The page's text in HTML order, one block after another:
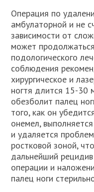
Операция по
амбулаторной и не
зависимости от
может
подологического
соблюдения
хирургическое и
ногтя длится 15-30
обезболит палец
того, как он
онемел,
и удаляется
ростковой зоной,
дальнейший
операции и
палец ноги